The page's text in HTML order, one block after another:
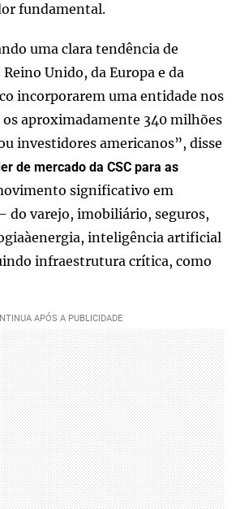
fundamental.
uma clara tendência de
Unido, da Europa e da
incorporarem uma entidade nos
os aproximadamente 340 milhões
investidores americanos”, disse
de mercado da CSC para as
significativo em
do varejo, imobiliário, seguros,
inteligência artificial
infraestrutura crítica, como